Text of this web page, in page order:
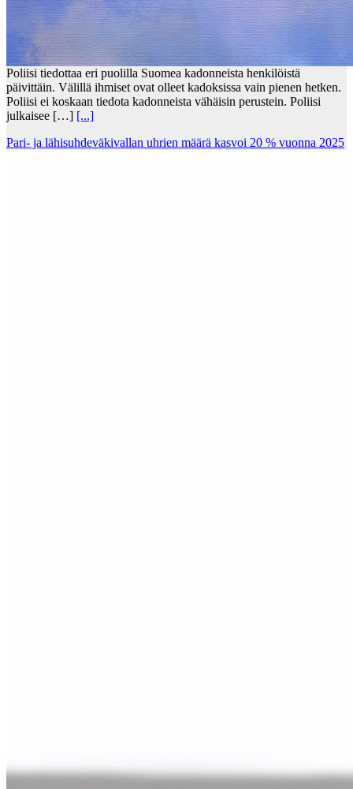
Poliisi tiedottaa eri puolilla Suomea kadonneista henkilöistä
päivittäin. Välillä ihmiset ovat olleet kadoksissa vain pienen hetken.
Poliisi ei koskaan tiedota kadonneista vähäisin perustein. Poliisi
julkaisee […] [...]
Pari- ja lähisuhdeväkivallan uhrien määrä kasvoi 20 % vuonna 2025